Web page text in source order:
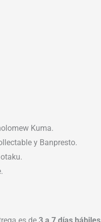
Kuma.
y Banpresto.